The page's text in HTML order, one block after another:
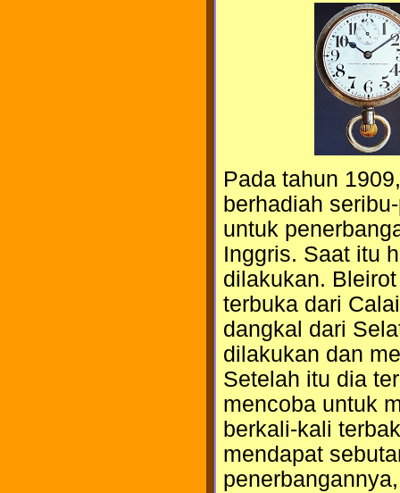
Pada tahun
berhadiah
untuk
Inggris. Saat itu
dilakukan.
terbuka dari
dangkal dari
dilakukan dan
Setelah itu dia
mencoba untuk
berkali-kali
mendapat